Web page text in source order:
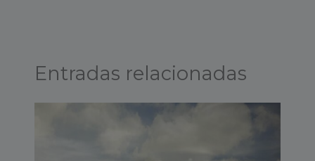
Entradas relacionadas